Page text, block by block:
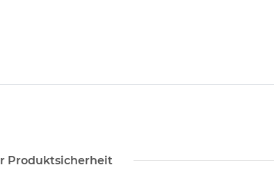
Produktsicherheit